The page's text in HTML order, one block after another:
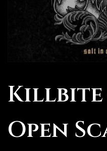
Killbite
Open